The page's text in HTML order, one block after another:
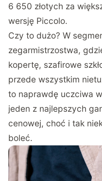
6 650 złotych za
wersję Piccolo.
Czy to dużo? W
zegarmistrzostwa,
kopertę, szafirowe
przede wszystkim
to naprawdę uczciwa
jeden z najlepszych
cenowej, choć i tak
boleć.